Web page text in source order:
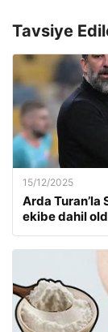
Tavsiye
15/12/2025
Arda Turan’la
ekibe dahil